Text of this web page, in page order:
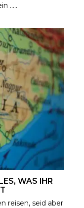
.....
WAS IHR
reisen, seid aber